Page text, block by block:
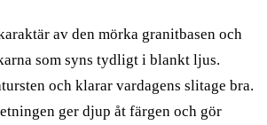
av den mörka granitbasen och
som syns tydligt i blankt ljus.
och klarar vardagens slitage bra.
ger djup åt färgen och gör